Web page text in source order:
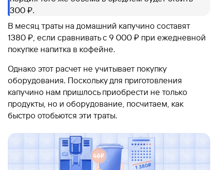
300 ₽.
В месяц траты на домашний капучино составят
1380 ₽, если сравнивать с 9 000 ₽ при ежедневной
покупке напитка в кофейне.
Однако этот расчет не учитывает покупку
оборудования. Поскольку для приготовления
капучино нам пришлось приобрести не только
продукты, но и оборудование, посчитаем, как
быстро отобьются эти траты.